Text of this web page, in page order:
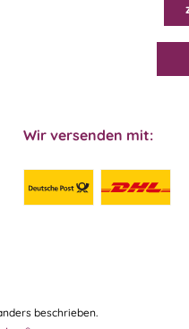
Wir versenden mit:
beschrieben.